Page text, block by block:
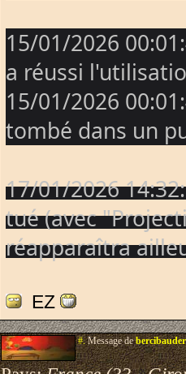
15/01/2026
a réussi
15/01/2026
tombé dans un
17/01/2026
tué (avec
réapparaîtra
EZ
#.Message de